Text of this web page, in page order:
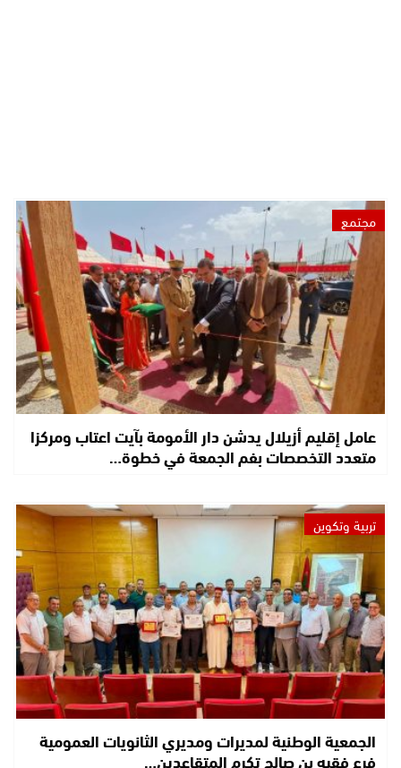
مجتمع
عامل إقليم أزيلال يدشن دار الأمومة بآيت اعتاب ومركزا
متعدد التخصصات بفم الجمعة في خطوة…
تربية وتكوين
الجمعية الوطنية لمديرات ومديري الثانويات العمومية
فرع فقيه بن صالح تكرم المتقاعدين…